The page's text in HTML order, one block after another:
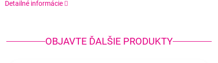
Detailné informácie
OBJAVTE ĎALŠIE PRODUKTY